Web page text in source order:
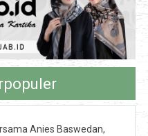
Anies Baswedan,